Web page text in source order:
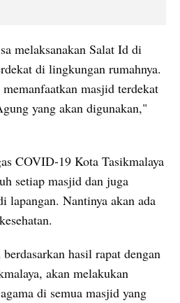
melaksanakan Salat Id di
di lingkungan rumahnya.
masjid terdekat
yang akan digunakan,"
COVID-19 Kota Tasikmalaya
setiap masjid dan juga
lapangan. Nantinya akan ada
hasil rapat dengan
akan melakukan
di semua masjid yang